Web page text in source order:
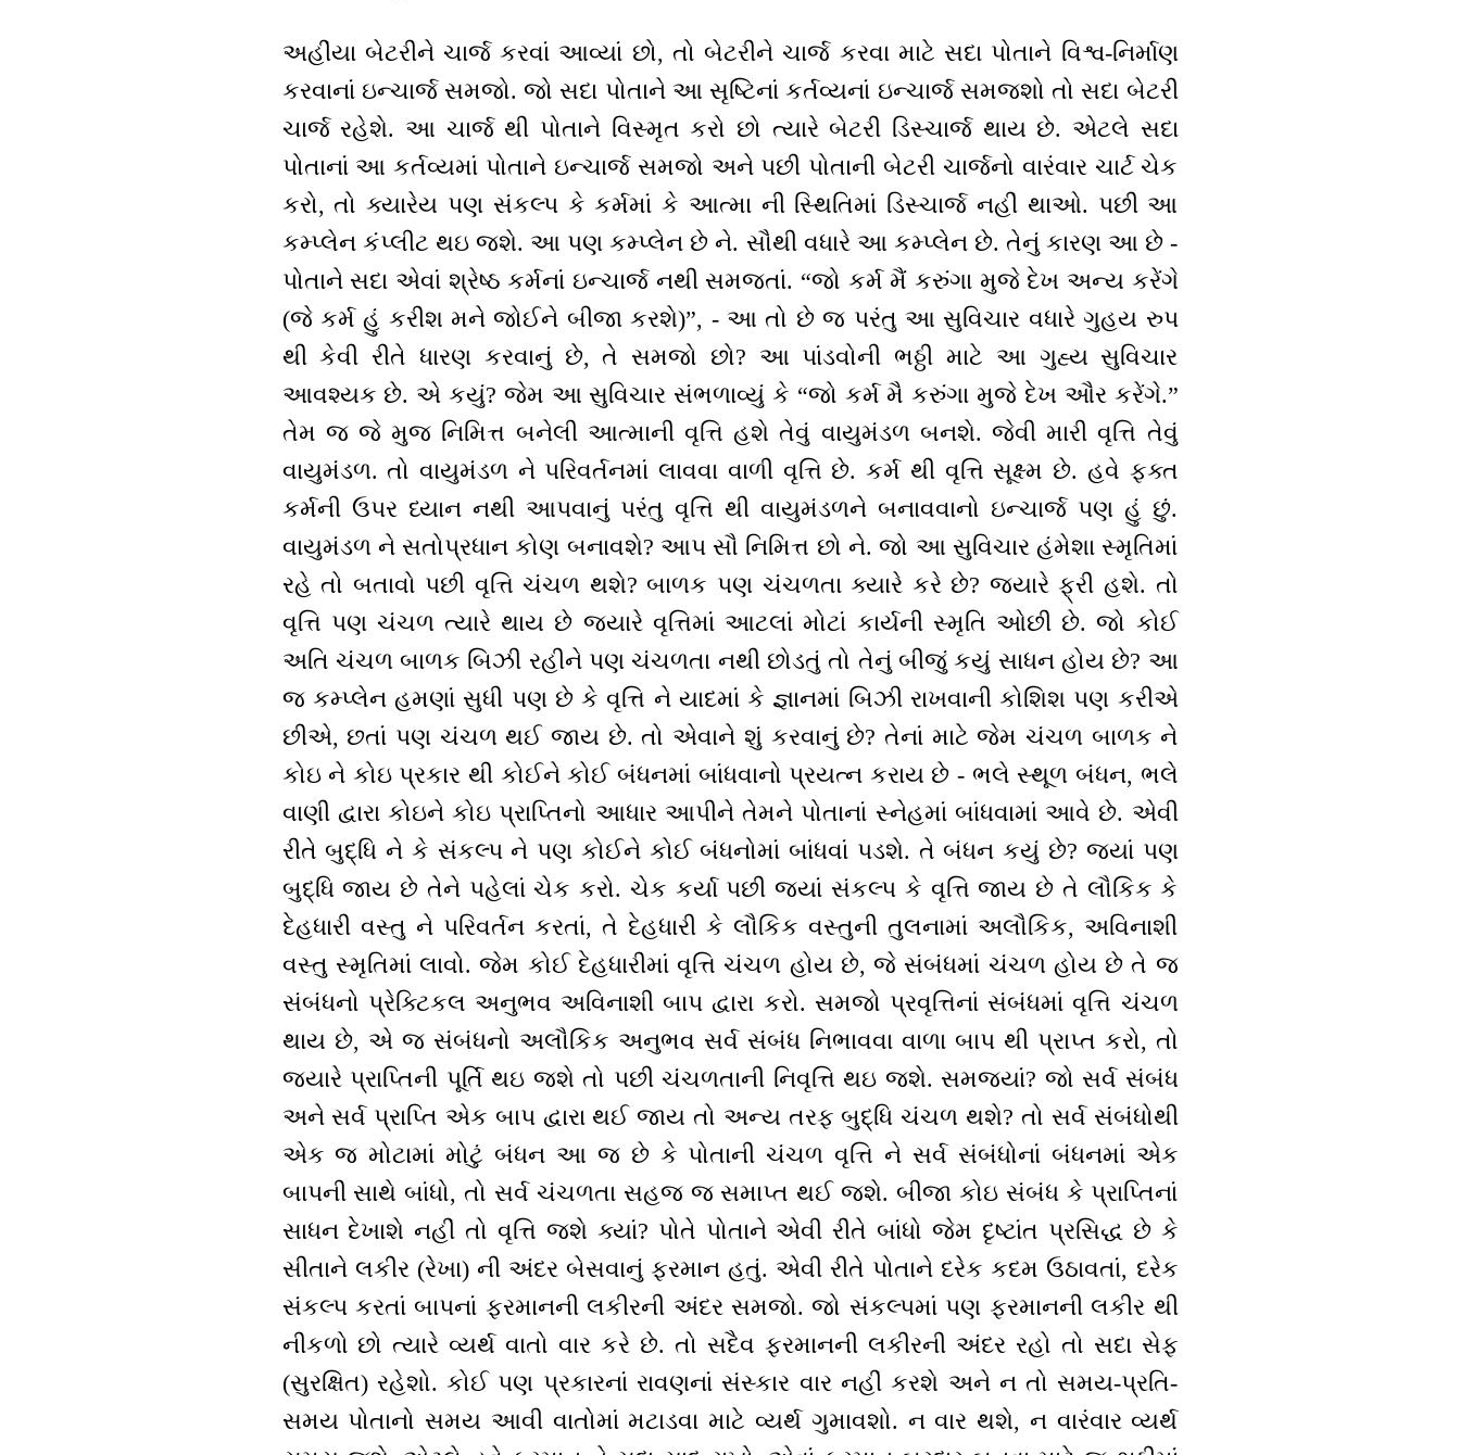
અહીંયા બેટરીને ચાર્જ કરવાં આવ્યાં છો, તો બેટરીને ચાર્જ કરવા માટે સદા પોતાને વિશ્વ-નિર્માણ
કરવાનાં ઇન્ચાર્જ સમજો. જો સદા પોતાને આ સૃષ્ટિનાં કર્તવ્યનાં ઇન્ચાર્જ સમજશો તો સદા બેટરી
ચાર્જ રહેશે. આ ચાર્જ થી પોતાને વિસ્મૃત કરો છો ત્યારે બેટરી ડિસ્ચાર્જ થાય છે. એટલે સદા
પોતાનાં આ કર્તવ્યમાં પોતાને ઇન્ચાર્જ સમજો અને પછી પોતાની બેટરી ચાર્જનો વારંવાર ચાર્ટ ચેક
કરો, તો ક્યારેય પણ સંકલ્પ કે કર્મમાં કે આત્મા ની સ્થિતિમાં ડિસ્ચાર્જ નહીં થાઓ. પછી આ
કમ્પ્લેન કંપ્લીટ થઇ જશે. આ પણ કમ્પ્લેન છે ને. સૌથી વધારે આ કમ્પ્લેન છે. તેનું કારણ આ છે -
પોતાને સદા એવાં શ્રેષ્ઠ કર્મનાં ઇન્ચાર્જ નથી સમજતાં. “જો કર્મ મૈં કરુંગા મુજે દેખ અન્ય કરેંગે
(જે કર્મ હું કરીશ મને જોઈને બીજા કરશે)”, - આ તો છે જ પરંતુ આ સુવિચાર વધારે ગુહય રુપ
થી કેવી રીતે ધારણ કરવાનું છે, તે સમજો છો? આ પાંડવોની ભઠ્ઠી માટે આ ગુહ્ય સુવિચાર
આવશ્યક છે. એ કયું? જેમ આ સુવિચાર સંભળાવ્યું કે “જો કર્મ મૈ કરુંગા મુજે દેખ ઔર કરેંગે.”
તેમ જ જે મુજ નિમિત્ત બનેલી આત્માની વૃત્તિ હશે તેવું વાયુમંડળ બનશે. જેવી મારી વૃત્તિ તેવું
વાયુમંડળ. તો વાયુમંડળ ને પરિવર્તનમાં લાવવા વાળી વૃત્તિ છે. કર્મ થી વૃત્તિ સૂક્ષ્મ છે. હવે ફક્ત
કર્મની ઉપર ધ્યાન નથી આપવાનું પરંતુ વૃત્તિ થી વાયુમંડળને બનાવવાનો ઇન્ચાર્જ પણ હું છું.
વાયુમંડળ ને સતોપ્રધાન કોણ બનાવશે? આપ સૌ નિમિત્ત છો ને. જો આ સુવિચાર હંમેશા સ્મૃતિમાં
રહે તો બતાવો પછી વૃત્તિ ચંચળ થશે? બાળક પણ ચંચળતા ક્યારે કરે છે? જ્યારે ફ્રી હશે. તો
વૃત્તિ પણ ચંચળ ત્યારે થાય છે જ્યારે વૃત્તિમાં આટલાં મોટાં કાર્યની સ્મૃતિ ઓછી છે. જો કોઈ
અતિ ચંચળ બાળક બિઝી રહીને પણ ચંચળતા નથી છોડતું તો તેનું બીજું કયું સાધન હોય છે? આ
જ કમ્પ્લેન હમણાં સુધી પણ છે કે વૃત્તિ ને યાદમાં કે જ્ઞાનમાં બિઝી રાખવાની કોશિશ પણ કરીએ
છીએ, છતાં પણ ચંચળ થઈ જાય છે. તો એવાને શું કરવાનું છે? તેનાં માટે જેમ ચંચળ બાળક ને
કોઇ ને કોઇ પ્રકાર થી કોઈને કોઈ બંધનમાં બાંધવાનો પ્રયત્ન કરાય છે - ભલે સ્થૂળ બંધન, ભલે
વાણી દ્વારા કોઇને કોઇ પ્રાપ્તિનો આધાર આપીને તેમને પોતાનાં સ્નેહમાં બાંધવામાં આવે છે. એવી
રીતે બુદ્ધિ ને કે સંકલ્પ ને પણ કોઈને કોઈ બંધનોમાં બાંધવાં પડશે. તે બંધન કયું છે? જ્યાં પણ
બુદ્ધિ જાય છે તેને પહેલાં ચેક કરો. ચેક કર્યા પછી જ્યાં સંકલ્પ કે વૃત્તિ જાય છે તે લૌકિક કે
દેહધારી વસ્તુ ને પરિવર્તન કરતાં, તે દેહધારી કે લૌકિક વસ્તુની તુલનામાં અલૌકિક, અવિનાશી
વસ્તુ સ્મૃતિમાં લાવો. જેમ કોઈ દેહધારીમાં વૃત્તિ ચંચળ હોય છે, જે સંબંધમાં ચંચળ હોય છે તે જ
સંબંધનો પ્રેક્ટિકલ અનુભવ અવિનાશી બાપ દ્વારા કરો. સમજો પ્રવૃત્તિનાં સંબંધમાં વૃત્તિ ચંચળ
થાય છે, એ જ સંબંધનો અલૌકિક અનુભવ સર્વ સંબંધ નિભાવવા વાળા બાપ થી પ્રાપ્ત કરો, તો
જ્યારે પ્રાપ્તિની પૂર્તિ થઇ જશે તો પછી ચંચળતાની નિવૃત્તિ થઇ જશે. સમજ્યાં? જો સર્વ સંબંધ
અને સર્વ પ્રાપ્તિ એક બાપ દ્વારા થઈ જાય તો અન્ય તરફ બુદ્ધિ ચંચળ થશે? તો સર્વ સંબંધોથી
એક જ મોટામાં મોટું બંધન આ જ છે કે પોતાની ચંચળ વૃત્તિ ને સર્વ સંબંધોનાં બંધનમાં એક
બાપની સાથે બાંધો, તો સર્વ ચંચળતા સહજ જ સમાપ્ત થઈ જશે. બીજા કોઇ સંબંધ કે પ્રાપ્તિનાં
સાધન દેખાશે નહીં તો વૃત્તિ જશે ક્યાં? પોતે પોતાને એવી રીતે બાંધો જેમ દૃષ્ટાંત પ્રસિદ્ધ છે કે
સીતાને લકીર (રેખા) ની અંદર બેસવાનું ફરમાન હતું. એવી રીતે પોતાને દરેક કદમ ઉઠાવતાં, દરેક
સંકલ્પ કરતાં બાપનાં ફરમાનની લકીરની અંદર સમજો. જો સંકલ્પમાં પણ ફરમાનની લકીર થી
નીકળો છો ત્યારે વ્યર્થ વાતો વાર કરે છે. તો સદૈવ ફરમાનની લકીરની અંદર રહો તો સદા સેફ
(સુરક્ષિત) રહેશો. કોઈ પણ પ્રકારનાં રાવણનાં સંસ્કાર વાર નહીં કરશે અને ન તો સમય-પ્રતિ-
સમય પોતાનો સમય આવી વાતોમાં મટાડવા માટે વ્યર્થ ગુમાવશો. ન વાર થશે, ન વારંવાર વ્યર્થ